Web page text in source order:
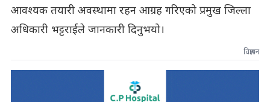
आवश्यक तयारी अवस्थामा रहन आग्रह गरिएको प्रमुख जिल्ला
अधिकारी भट्टराईले जानकारी दिनुभयो।
विज्ञापन